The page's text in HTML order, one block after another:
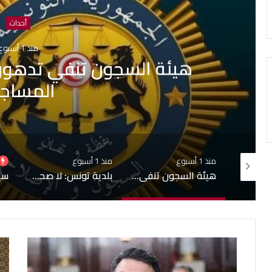
أحداث
منذ 1 أسبوع
بلدية تونس: لا صحة لبيع
جارية حول
هيئة السجون تنفي تدهور الحالة الصحية لبعض المساجين
منذ 1 أسبوع
بلدية تونس: لا صحة لبيع قبور بمقبرة الجلاز والابحاث جارية حول التجاوزات وشبهات التدليس
منذ أسبوعين
سيدي بوسعيد على قائمة التراث العالمي لليونسكو